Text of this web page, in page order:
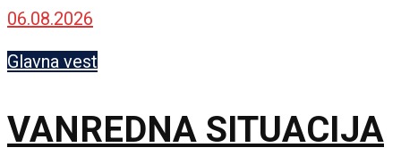
septembra
06.08.2026
Glavna vest
VANREDNA SITUACIJA